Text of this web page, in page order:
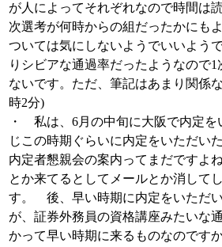
が人によってそれぞれなので時間は
次選考が何時からの組だったかにも
ついては気にしないようでいいよう
りシビアな通過率だったようなので1
ないです。ただ、筆記はあまり関係
時2分)
・ 私は、6月の中旬に大阪で内定を
じこの時期ぐらいに内定をいただい
内定者懇親会の案内ってまだですよ
とか来てるとしてメールとか消して
す。 後、早い時期に内定をいただ
が、証券外務員の資格講座みたいな
かって早い時期に来るものなのです